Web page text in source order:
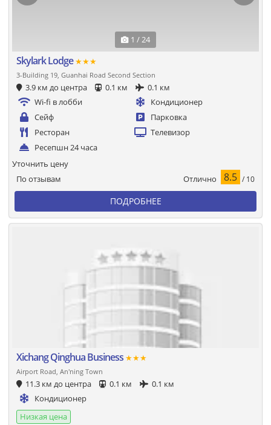
1 / 24
Skylark Lodge★★★
3-Building 19, Guanhai Road Second Section
3.9 км до центра 0.1 км
0.1 км
Wi-fi в лобби
Кондиционер
Сейф
Парковка
Ресторан
Телевизор
Ресепшн 24 часа
По отзывам Отлично 8.5 / 10
Уточнить цену
ПОДРОБНЕЕ
Xichang Qinghua Business ★★★
Airport Road, An'ning Town
11.3 км до центра 0.1 км
0.1 км
Кондиционер
Низкая цена